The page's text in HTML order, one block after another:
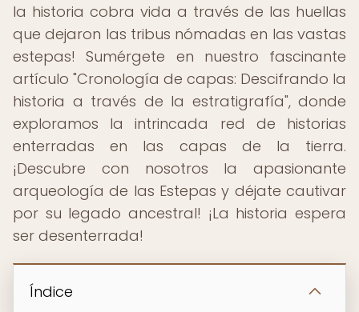
la historia cobra vida a través de las huellas
que dejaron las tribus nómadas en las vastas
estepas! Sumérgete en nuestro fascinante
artículo "Cronología de capas: Descifrando la
historia a través de la estratigrafía", donde
exploramos la intrincada red de historias
enterradas en las capas de la tierra.
¡Descubre con nosotros la apasionante
arqueología de las Estepas y déjate cautivar
por su legado ancestral! ¡La historia espera
ser desenterrada!
Índice